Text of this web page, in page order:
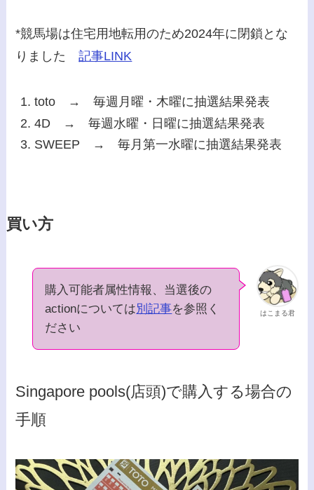
*競馬場は住宅用地転用のため2024年に閉鎖とな
りました記事LINK
toto → 毎週月曜・木曜に抽選結果発表
4D → 毎週水曜・日曜に抽選結果発表
SWEEP → 毎月第一水曜に抽選結果発表
買い方
はこまる君
購入可能者属性情報、当選後の
actionについては別記事を参照く
ださい
Singapore pools(店頭)で購入する場合の
手順